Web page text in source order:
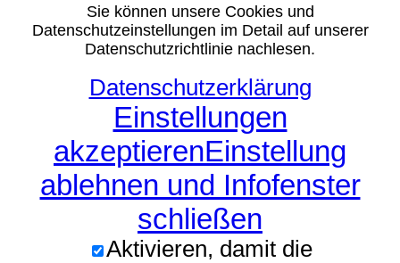
Sie können unsere Cookies und
Datenschutzeinstellungen im Detail auf unserer
Datenschutzrichtlinie nachlesen.
Datenschutzerklärung
Einstellungen
akzeptierenEinstellung
ablehnen und Infofenster
schließen
Aktivieren, damit die